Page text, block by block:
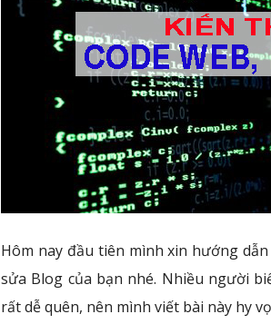
Hôm nay đầu tiên mình xin hướng
sửa Blog của bạn nhé. Nhiều người
rất dễ quên, nên mình viết bài này hy